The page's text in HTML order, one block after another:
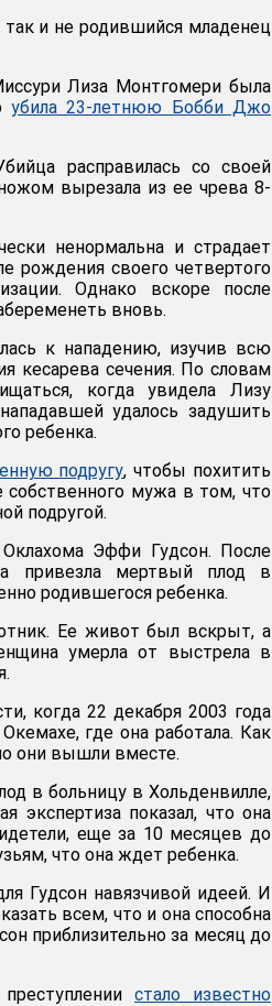
и не родившийся младенец
Лиза Монтгомери была
убила 23-летнюю Бобби Джо
расправилась со своей
вырезала из ее чрева 8-
ненормальна и страдает
рождения своего четвертого
Однако вскоре после
вновь.
к нападению, изучив всю
кесарева сечения. По словам
когда увидела Лизу
удалось задушить
ребенка.
подругу, чтобы похитить
мужа в том, что
подругой.
Эффи Гудсон. После
привезла мертвый плод в
родившегося ребенка.
Ее живот был вскрыт, а
умерла от выстрела в
когда 22 декабря 2003 года
где она работала. Как
они вышли вместе.
в больницу в Хольденвилле,
экспертиза показал, что она
еще за 10 месяцев до
что она ждет ребенка.
Гудсон навязчивой идеей. И
всем, что и она способна
приблизительно за месяц до
стало известно